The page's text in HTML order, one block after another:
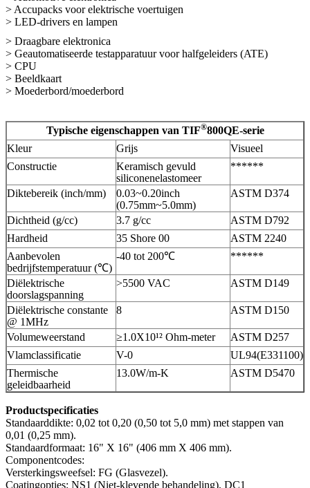
> Accupacks voor elektrische voertuigen
> LED-drivers en lampen
> Draagbare elektronica
> Geautomatiseerde testapparatuur voor halfgeleiders (ATE)
> CPU
> Beeldkaart
> Moederbord/moederbord
Typische eigenschappen van TIF®800QE-serie
Kleur
Grijs
Visueel
Constructie
Keramisch gevuld
siliconenelastomeer
******
Diktebereik (inch/mm)
0.03~0.20inch
(0.75mm~5.0mm)
ASTM D374
Dichtheid (g/cc) 3.7 g/cc
ASTM D792
Hardheid
35 Shore 00
ASTM 2240
Aanbevolen
bedrijfstemperatuur (℃)
-40 tot 200℃ ******
Diëlektrische
doorslagspanning
>5500 VAC ASTM D149
Diëlektrische constante
@ 1MHz
8 ASTM D150
Volumeweerstand ≥1.0X10¹² Ohm-meter
ASTM D257
Vlamclassificatie
V-0
UL94(E331100)
Thermische
geleidbaarheid
13.0W/m-K ASTM D5470
Productspecificaties
Standaarddikte: 0,02 tot 0,20 (0,50 tot 5,0 mm) met stappen van
0,01 (0,25 mm).
Standaardformaat: 16" X 16" (406 mm X 406 mm).
Componentcodes:
Versterkingsweefsel: FG (Glasvezel).
Coatingopties: NS1 (Niet-klevende behandeling), DC1